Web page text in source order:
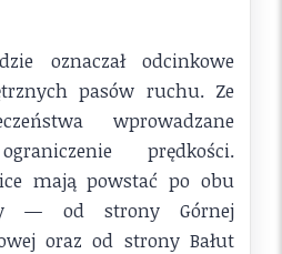
oznaczał odcinkowe
pasów ruchu. Ze
wprowadzane
prędkości.
mają powstać po obu
— od strony Górnej
oraz od strony Bałut